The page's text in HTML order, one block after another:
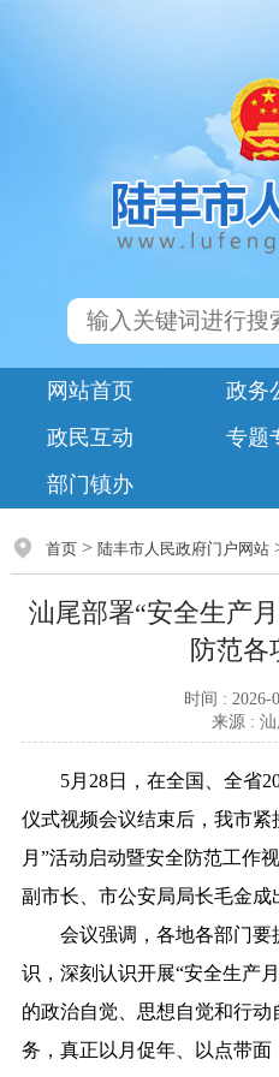
网站首页 政务
政民互动
专题
部门镇办
首页> 陆丰市人民政府门户网站
汕尾部署“安全生产
防范各
时间 : 2026-
来源 :
5月28日，在全国、全省
仪式视频会议结束后，我市紧
月”活动启动暨安全防范工作
副市长、市公安局局长毛金成
会议强调，各地各部门要
识，深刻认识开展“安全生产
的政治自觉、思想自觉和行
务，真正以月促年、以点带